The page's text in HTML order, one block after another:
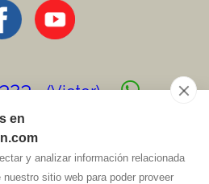
en
y analizar información relacionada
sitio web para poder proveer
(Victor)